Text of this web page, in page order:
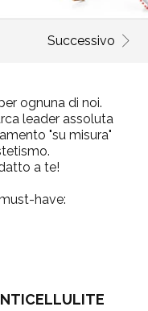
Successivo
ognuna di noi.
leader assoluta
"su misura"
a te!
have: